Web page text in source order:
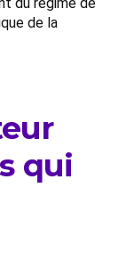
de la
qui